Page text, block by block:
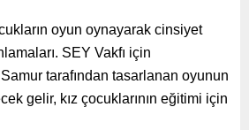
oyun oynayarak cinsiyet
SEY Vakfı için
tarafından tasarlanan oyunun
gelir, kız çocuklarının eğitimi için